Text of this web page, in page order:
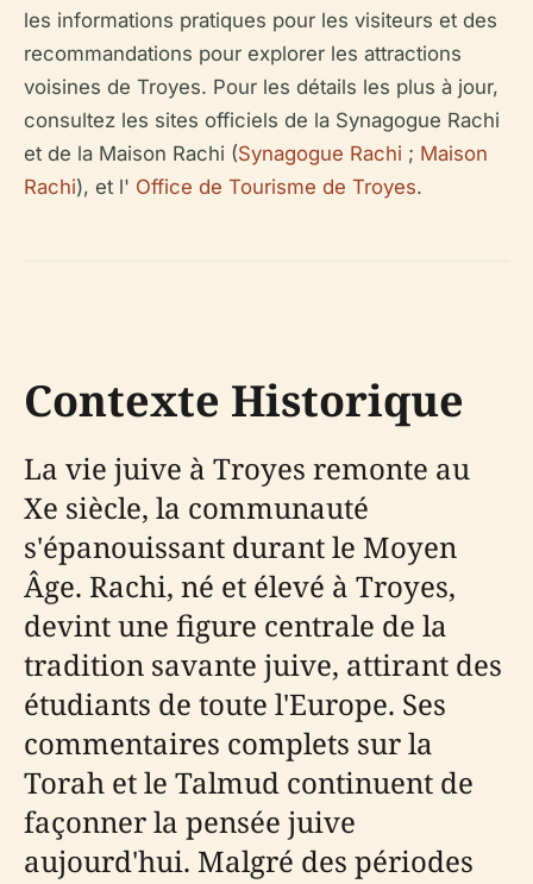
les informations pratiques pour les visiteurs et des
recommandations pour explorer les attractions
voisines de Troyes. Pour les détails les plus à jour,
consultez les sites officiels de la Synagogue Rachi
et de la Maison Rachi (Synagogue Rachi ; Maison
Rachi), et l' Office de Tourisme de Troyes.
Contexte Historique
La vie juive à Troyes remonte au
Xe siècle, la communauté
s'épanouissant durant le Moyen
Âge. Rachi, né et élevé à Troyes,
devint une figure centrale de la
tradition savante juive, attirant des
étudiants de toute l'Europe. Ses
commentaires complets sur la
Torah et le Talmud continuent de
façonner la pensée juive
aujourd'hui. Malgré des périodes